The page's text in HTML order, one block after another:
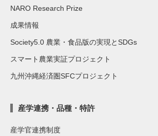
NARO Research Prize
成果情報
Society5.0 農業・食品版の実現とSDGs
スマート農業実証プロジェクト
九州沖縄経済圏SFCプロジェクト
産学連携・品種・特許
産学官連携制度